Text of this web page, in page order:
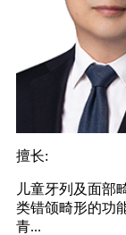
擅长:
儿童牙列及面部
类错颌畸形的功
青...